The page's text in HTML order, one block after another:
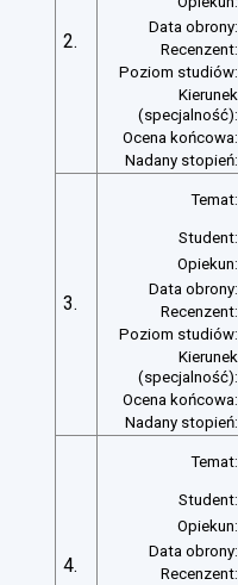
2.
Data obrony:
Recenzent:
Poziom studiów:
Kierunek
(specjalność):
Ocena końcowa:
Nadany stopień:
3.
Temat:
Student:
Opiekun:
Data obrony:
Recenzent:
Poziom studiów:
Kierunek
(specjalność):
Ocena końcowa:
Nadany stopień:
4.
Temat:
Student:
Opiekun:
Data obrony:
Recenzent: